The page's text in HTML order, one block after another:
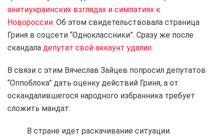
анитиукраинских взглядах и симпатиях к
Новороссии. Об этом свидетельствовала страница
Гриня в соцсети “Одноклассники”. Сразу же после
скандала депутат свой аккаунт удалил.
В связи с этим Вячеслав Зайцев попросил депутатов
“Оппоблока” дать оценку действий Гриня, а от
оскандалившегося народного избранника требует
сложить мандат:
В стране идет раскачивание ситуации.